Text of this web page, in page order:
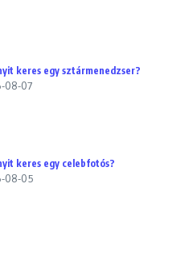
keres egy sztármenedzser?
08-07
keres egy celebfotós?
08-05